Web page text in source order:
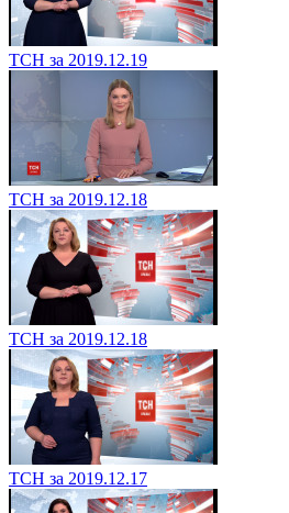
ТСН за 2019.12.19
ТСН за 2019.12.18
ТСН за 2019.12.18
ТСН за 2019.12.17